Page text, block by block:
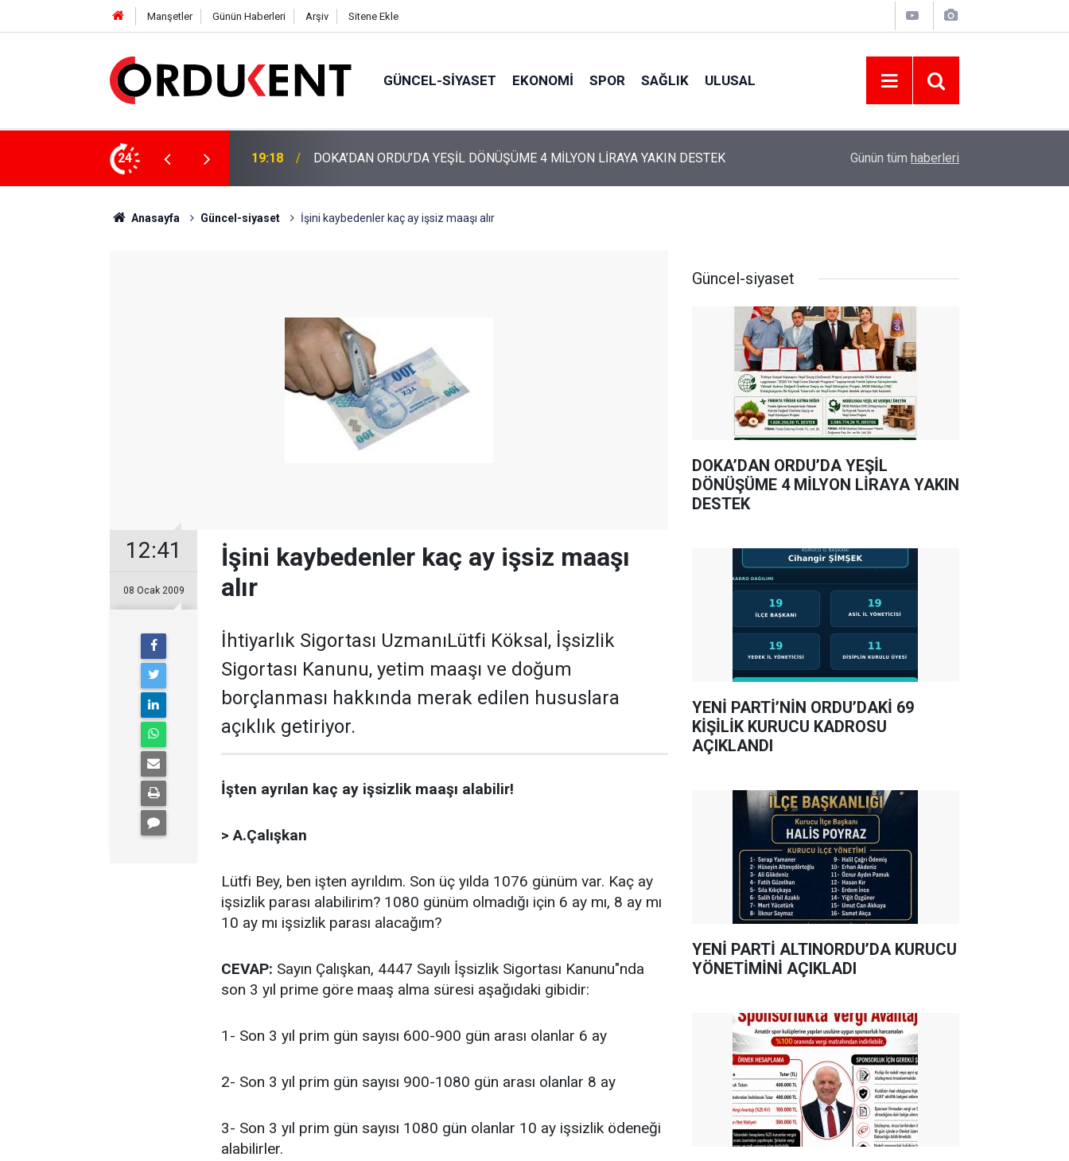
Manşetler Günün Haberleri Arşiv Sitene Ekle
GÜNCEL-SIYASET EKONOMI SPOR SAĞLIK ULUSAL
24
4 MİLYON LİRAYA YAKIN DESTEK 12:46 YENİ PARTİ’NİN ORDU’DAKİ 69 KİŞİLİK KURUCU KADROSU AÇIKLANDI YENİ PARTİ ALTINORDU’DA KURUCU
Günün tüm haberleri
Anasayfa Güncel-siyaset İşini kaybedenler kaç ay işsiz maaşı alır
12:41
08 Ocak 2009
İşini kaybedenler kaç ay işsiz maaşı
alır
İhtiyarlık Sigortası UzmanıLütfi Köksal, İşsizlik
Sigortası Kanunu, yetim maaşı ve doğum
borçlanması hakkında merak edilen hususlara
açıklık getiriyor.
İşten ayrılan kaç ay işsizlik maaşı alabilir!
> A.Çalışkan
Lütfi Bey, ben işten ayrıldım. Son üç yılda 1076 günüm var. Kaç ay
işsizlik parası alabilirim? 1080 günüm olmadığı için 6 ay mı, 8 ay mı
10 ay mı işsizlik parası alacağım?
CEVAP: Sayın Çalışkan, 4447 Sayılı İşsizlik Sigortası Kanunu"nda
son 3 yıl prime göre maaş alma süresi aşağıdaki gibidir:
1- Son 3 yıl prim gün sayısı 600-900 gün arası olanlar 6 ay
2- Son 3 yıl prim gün sayısı 900-1080 gün arası olanlar 8 ay
3- Son 3 yıl prim gün sayısı 1080 gün olanlar 10 ay işsizlik ödeneği
alabilirler.
Güncel-siyaset
DOKA’DAN ORDU’DA YEŞİL
DÖNÜŞÜME 4 MİLYON LİRAYA YAKIN
DESTEK
YENİ PARTİ’NİN ORDU’DAKİ 69
KİŞİLİK KURUCU KADROSU
AÇIKLANDI
YENİ PARTİ ALTINORDU’DA KURUCU
YÖNETİMİNİ AÇIKLADI